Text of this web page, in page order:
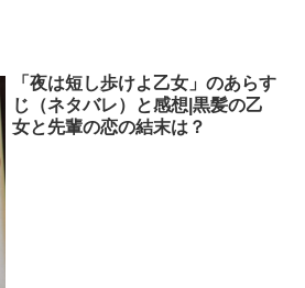
「夜は短し歩けよ乙女」のあらす
じ（ネタバレ）と感想|黒髪の乙
女と先輩の恋の結末は？